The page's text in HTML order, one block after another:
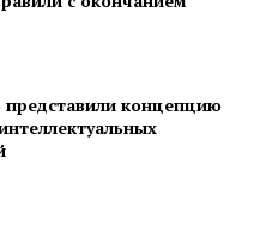
представили концепцию